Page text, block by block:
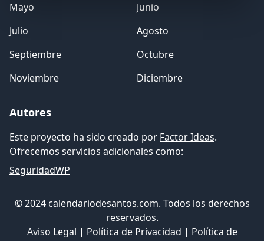
Mayo
Junio
Julio
Agosto
Septiembre
Octubre
Noviembre
Diciembre
Autores
Este proyecto ha sido creado por Factor Ideas.
Ofrecemos servicios adicionales como:
SeguridadWP
© 2024 calendariodesantos.com. Todos los derechos
reservados.
Aviso Legal | Política de Privacidad | Política de